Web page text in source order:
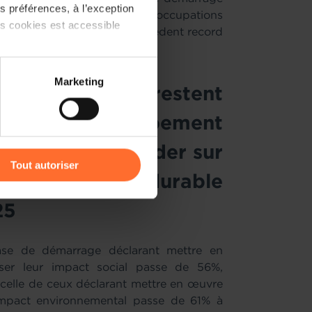
préférences, à l’exception
cookies est accessible
sur les réseaux
être affectées en
protection des données
Marketing
Tout autoriser
Activity ) ont état de préoccupations
données, contre un précédent record
restent
développement
de leader sur
durable
de démarrage déclarant mettre en
leur impact social passe de 56%,
de ceux déclarant mettre en œuvre
environnemental passe de 61% à